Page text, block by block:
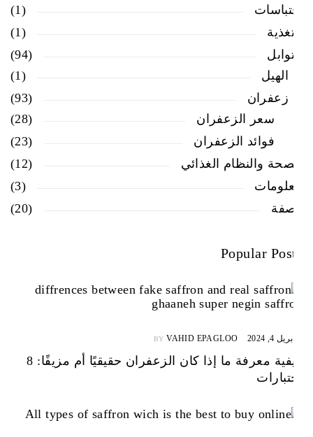
اقتباسات
(1)
التغذية
(1)
التوابل
(94)
الهيل
(1)
زعفران
(93)
سعر الزعفران
(28)
فوائد الزعفران
(23)
الصحة والنظام الغذائي
(12)
معلومات
(3)
وصفة
(20)
Popular Posts
أبريل 4, 2024 BY VAHID EPAGLOO
كيفية معرفة ما إذا كان الزعفران حقيقيًا أم مزيفًا: 8
اختبارات